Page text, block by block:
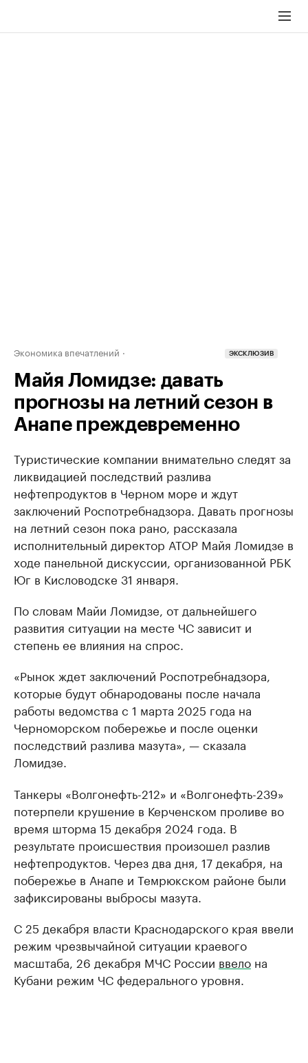
Экономика впечатлений ЭКСКЛЮЗИВ
Майя Ломидзе: давать
прогнозы на летний сезон в
Анапе преждевременно
Туристические компании внимательно следят за
ликвидацией последствий разлива
нефтепродуктов в Черном море и ждут
заключений Роспотребнадзора. Давать прогнозы
на летний сезон пока рано, рассказала
исполнительный директор АТОР Майя Ломидзе в
ходе панельной дискуссии, организованной РБК
Юг в Кисловодске 31 января.
По словам Майи Ломидзе, от дальнейшего
развития ситуации на месте ЧС зависит и
степень ее влияния на спрос.
«Рынок ждет заключений Роспотребнадзора,
которые будут обнародованы после начала
работы ведомства с 1 марта 2025 года на
Черноморском побережье и после оценки
последствий разлива мазута», — сказала
Ломидзе.
Танкеры «Волгонефть-212» и «Волгонефть-239»
потерпели крушение в Керченском проливе во
время шторма 15 декабря 2024 года. В
результате происшествия произошел разлив
нефтепродуктов. Через два дня, 17 декабря, на
побережье в Анапе и Темрюкском районе были
зафиксированы выбросы мазута.
С 25 декабря власти Краснодарского края ввели
режим чрезвычайной ситуации краевого
масштаба, 26 декабря МЧС России ввело на
Кубани режим ЧС федерального уровня.